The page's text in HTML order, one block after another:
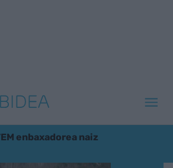
enbaxadorea naiz